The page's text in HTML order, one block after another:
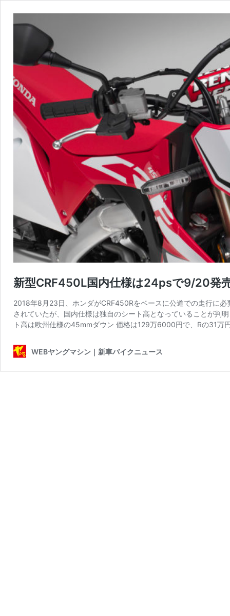
新型CRF450L国内仕様は24psで9/20発
2018年8月23日、ホンダがCRF450Rをベースに公道での走行に
されていたが、国内仕様は独自のシート高となっていることが
ト高は欧州仕様の45mmダウン 価格は129万6000円で、Rの31
WEBヤングマシン｜新車バイクニュース